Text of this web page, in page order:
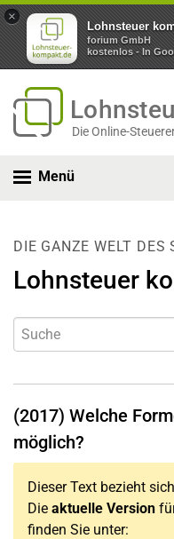
×
Lohnsteuer
forium GmbH
kostenlos - In
Die Online-
Menü
DIE GANZE WELT DES
Lohnsteuer
(2017) Welche
möglich?
Dieser Text bezieht
Die aktuelle Version
finden Sie unter: